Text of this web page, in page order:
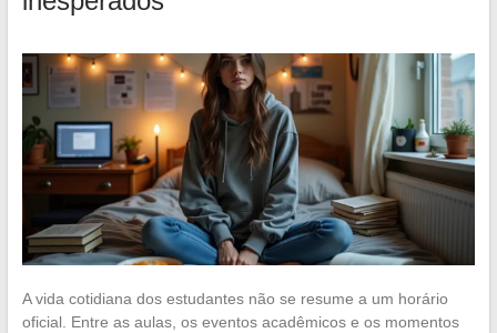
A vida cotidiana dos estudantes não se resume a um horário
oficial. Entre as aulas, os eventos acadêmicos e os momentos